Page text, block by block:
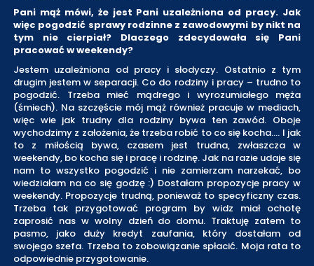
Pani mąż mówi, że jest Pani uzależniona od pracy. Jak
więc pogodzić sprawy rodzinne z zawodowymi by nikt na
tym nie cierpiał? Dlaczego zdecydowała się Pani
pracować w weekendy?
Jestem uzależniona od pracy i słodyczy. Ostatnio z tym
drugim jestem w separacji. Co do rodziny i pracy – trudno to
pogodzić. Trzeba mieć mądrego i wyrozumiałego męża
(śmiech). Na szczęście mój mąż również pracuje w mediach,
więc wie jak trudny dla rodziny bywa ten zawód. Oboje
wychodzimy z założenia, że trzeba robić to co się kocha…. I jak
to z miłością bywa, czasem jest trudna, zwłaszcza w
weekendy, bo kocha się i pracę i rodzinę. Jak na razie udaje się
nam to wszystko pogodzić i nie zamierzam narzekać, bo
wiedziałam na co się godzę :) Dostałam propozycje pracy w
weekendy. Propozycje trudną, ponieważ to specyficzny czas.
Trzeba tak przygotować program by widz miał ochotę
zaprosić nas w wolny dzień do domu. Traktuję zatem to
pasmo, jako duży kredyt zaufania, który dostałam od
swojego szefa. Trzeba to zobowiązanie spłacić. Moja rata to
odpowiednie przygotowanie.